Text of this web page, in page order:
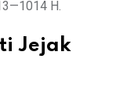
H.
Jejak